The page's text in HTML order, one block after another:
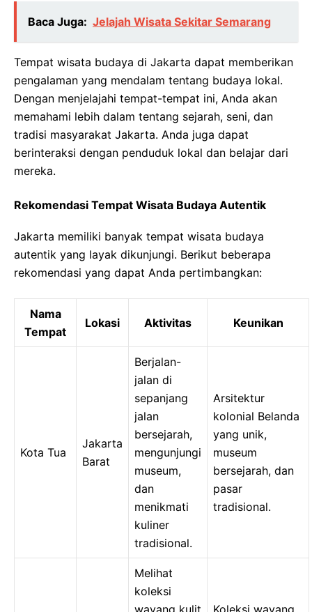
Baca Juga: Jelajah Wisata Sekitar Semarang
Tempat wisata budaya di Jakarta dapat memberikan
pengalaman yang mendalam tentang budaya lokal.
Dengan menjelajahi tempat-tempat ini, Anda akan
memahami lebih dalam tentang sejarah, seni, dan
tradisi masyarakat Jakarta. Anda juga dapat
berinteraksi dengan penduduk lokal dan belajar dari
mereka.
Rekomendasi Tempat Wisata Budaya Autentik
Jakarta memiliki banyak tempat wisata budaya
autentik yang layak dikunjungi. Berikut beberapa
rekomendasi yang dapat Anda pertimbangkan:
Nama
Tempat
Lokasi Aktivitas Keunikan
Kota Tua
Jakarta
Barat
Berjalan-
jalan di
sepanjang
jalan
bersejarah,
mengunjungi
museum,
dan
menikmati
kuliner
tradisional.
Arsitektur
kolonial Belanda
yang unik,
museum
bersejarah, dan
pasar
tradisional.
Melihat
koleksi
wayang kulit
Koleksi wayang